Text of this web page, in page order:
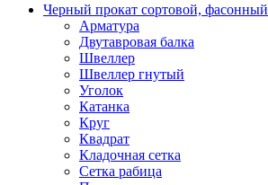
Черный прокат сортовой, фасонный
Арматура
Двутавровая балка
Швеллер
Швеллер гнутый
Уголок
Катанка
Круг
Квадрат
Кладочная сетка
Сетка рабица